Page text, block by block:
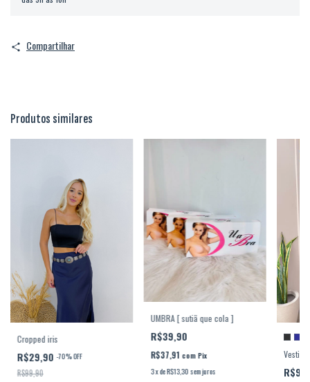
Compartilhar
Produtos similares
Cropped iris
R$29,90-70%OFF
R$99,90
UMBRA [ sutiã que cola ]
R$39,90
R$37,91 com Pix
3xdeR$13,30 sem juros